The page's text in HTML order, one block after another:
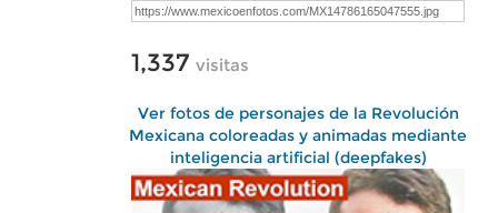
1,337 visitas
Ver fotos de personajes de la Revolución
Mexicana coloreadas y animadas mediante
inteligencia artificial (deepfakes)